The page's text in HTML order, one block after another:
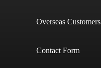
Overseas Customers
Contact Form